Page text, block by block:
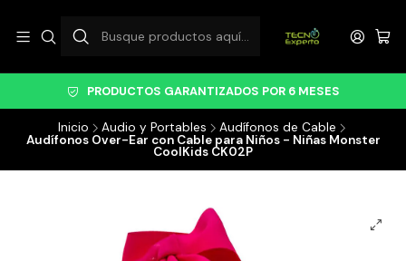
PRODUCTOS GARANTIZADOS POR 6 MESES
Inicio Audio y Portables
Audífonos de Cable
Audífonos Over-Ear con Cable para Niños - Niñas Monster
CoolKids CK02P